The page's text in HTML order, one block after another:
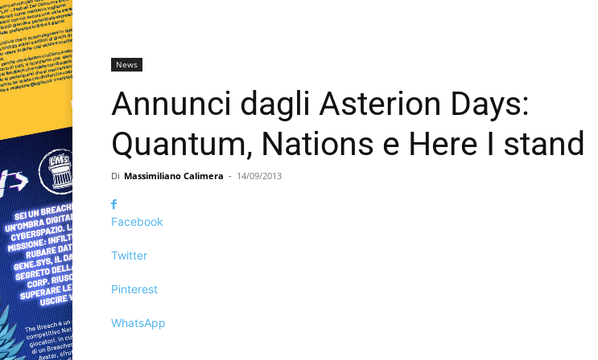
News
Annunci dagli Asterion Days:
Quantum, Nations e Here I stand
Di Massimiliano Calimera - 14/09/2013
Facebook
Twitter
Pinterest
WhatsApp